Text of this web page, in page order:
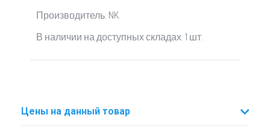
Производитель: NK
В наличии на доступных складах: 1 шт.
Цены на данный товар